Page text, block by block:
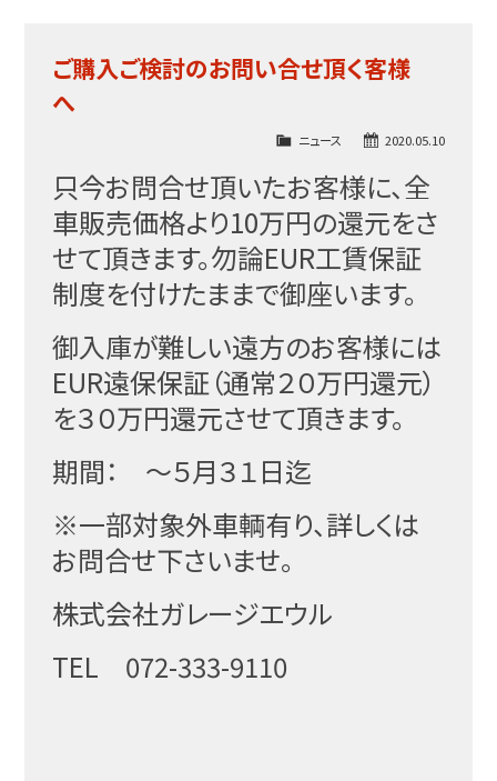
ご購入ご検討のお問い合せ頂く客様
へ
2020.05.10
ニュース
只今お問合せ頂いたお客様に、全
車販売価格より10万円の還元をさ
せて頂きます。勿論EUR工賃保証
制度を付けたままで御座います。
御入庫が難しい遠方のお客様には
EUR遠保保証（通常２０万円還元）
を３０万円還元させて頂きます。
期間： ～５月３１日迄
※一部対象外車輌有り、詳しくは
お問合せ下さいませ。
株式会社ガレージエウル
TEL 072-333-9110